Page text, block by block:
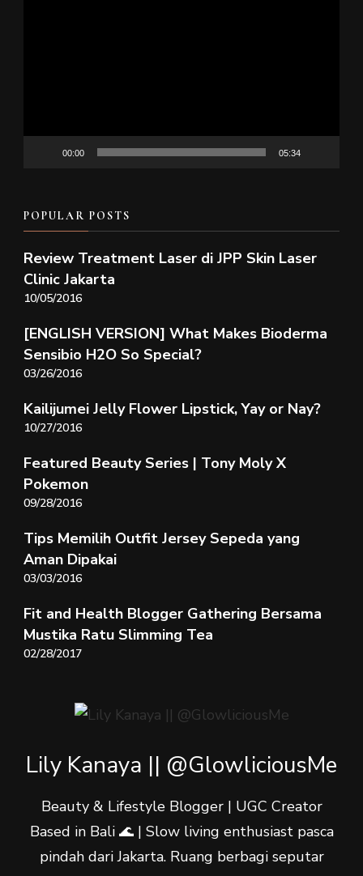
00:00 05:34
POPULAR POSTS
Review Treatment Laser di JPP Skin Laser
Clinic Jakarta
10/05/2016
[ENGLISH VERSION] What Makes Bioderma
Sensibio H2O So Special?
03/26/2016
Kailijumei Jelly Flower Lipstick, Yay or Nay?
10/27/2016
Featured Beauty Series | Tony Moly X
Pokemon
09/28/2016
Tips Memilih Outfit Jersey Sepeda yang
Aman Dipakai
03/03/2016
Fit and Health Blogger Gathering Bersama
Mustika Ratu Slimming Tea
02/28/2017
Lily Kanaya || @GlowliciousMe
Beauty & Lifestyle Blogger | UGC Creator
Based in Bali 🌊 | Slow living enthusiast pasca
pindah dari Jakarta. Ruang berbagi seputar